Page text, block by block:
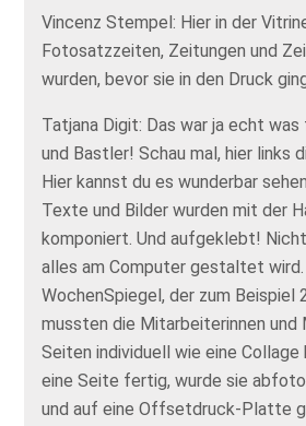
Vincenz Stempel: Hier in der
Fotosatzzeiten, Zeitungen und
wurden, bevor sie in den Druck
Tatjana Digit: Das war ja echt
und Bastler! Schau mal, hier links
Hier kannst du es wunderbar
Texte und Bilder wurden mit der
komponiert. Und aufgeklebt!
alles am Computer gestaltet wird.
WochenSpiegel, der zum Beispiel
mussten die Mitarbeiterinnen
Seiten individuell wie eine Collage
eine Seite fertig, wurde sie
und auf eine Offsetdruck-Platte